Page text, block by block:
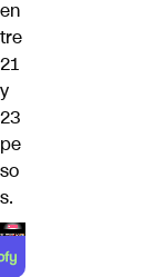
en
tre
21
y
23
pe
so
s.